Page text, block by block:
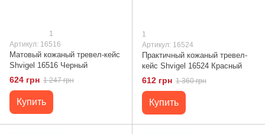
1
Артикул: 16516
Матовый кожаный тревел-кейс
Shvigel 16516 Черный
624 грн 1 247 грн
Купить
1
Артикул: 16524
Практичный кожаный тревел-
кейс Shvigel 16524 Красный
612 грн 1 360 грн
Купить